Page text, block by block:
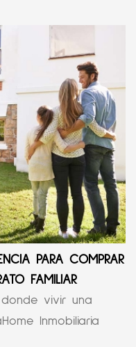
PARA COMPRAR
FAMILIAR
donde vivir una
Inmobiliaria